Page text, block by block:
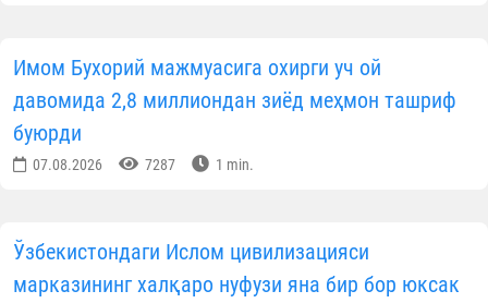
Имом Бухорий мажмуасига охирги уч ой
давомида 2,8 миллиондан зиёд меҳмон ташриф
буюрди
07.08.2026 7287 1 min.
Ўзбекистондаги Ислом цивилизацияси
марказининг халқаро нуфузи яна бир бор юксак